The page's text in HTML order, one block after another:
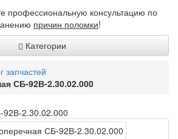
профессиональную консультацию по
причин поломки!
Категории
запчастей
СБ-92В-2.30.02.000
2.30.02.000